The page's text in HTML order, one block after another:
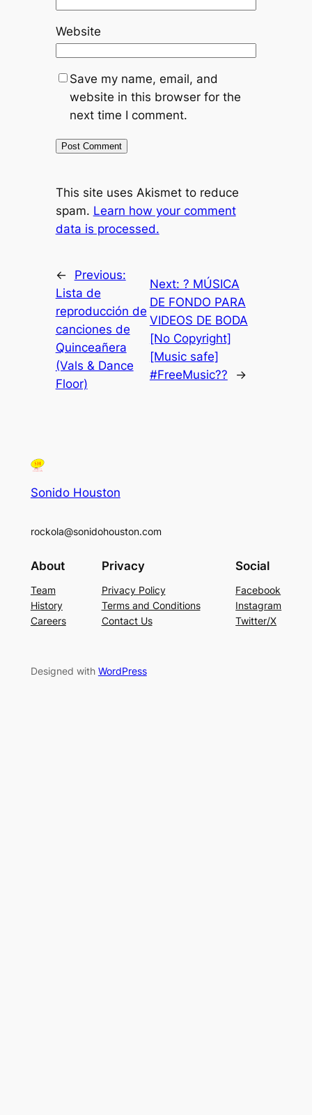
Website
Save my name, email, and
website in this browser for the
next time I comment.
This site uses Akismet to reduce
spam. Learn how your comment
data is processed.
←
Previous:
Lista de
reproducción de
canciones de
Quinceañera
(Vals & Dance
Floor)
Next: ? MÚSICA
DE FONDO PARA
VIDEOS DE BODA
[No Copyright]
[Music safe]
#FreeMusic??
→
Sonido Houston
rockola@sonidohouston.com
About
Team
History
Careers
Privacy
Privacy Policy
Terms and Conditions
Contact Us
Social
Facebook
Instagram
Twitter/X
Designed with WordPress